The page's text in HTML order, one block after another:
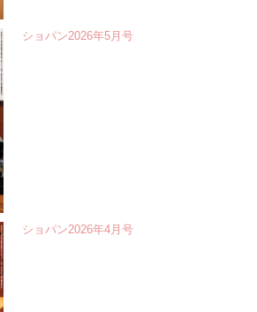
ショパン2026年5月号
ショパン2026年4月号